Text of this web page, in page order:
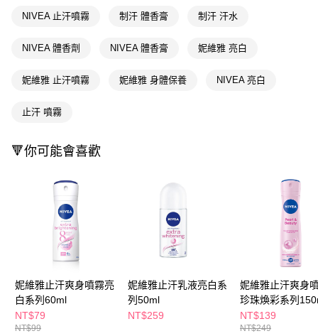
【「AFTEE先享後付」結帳流程】
結帳頁面，進行簡訊認證並確認金額後，即可完成結帳。
３．收到繳費通知簡訊後14天內，點擊此簡訊中的連結，可透過四大超商／
ATM／網路銀行／等多元方式進行付款，方視為交易完成。
購買商品的店家。未經商家同意取消之訂單仍視為有效，需透過AFTEE先享
是否繳費成功／繳費後需取消欲退款等相關疑問，請聯繫「AFTEE先享後付
【注意事項】
１．透過由恩沛科技股份有限公司提供之「AFTEE先享後付」服務完成之交
易，需依本服務之必要範圍內提供個人資料，並將交易相關給付款項請求債
權轉讓予恩沛科技股份有限公司。
２．關於個人資料處理事宜，請瀏覽以下網址：
https://aftee.tw/terms/#terms3
３．未成年的使用者請事先徵得法定代理人或監護人之同意方可使用
「AFTEE先享後付」，若未經同意申辦者引起之損失，本公司不負相關責
任。
４．使用「AFTEE先享後付」時，將依據個別帳號之用戶狀況，依本公司即
時審查核予不同之上限額度；若仍有額度不足之情形，本公司將視審查結果
請求用戶進行身份認證。
每筆NT$65，滿NT$390(含以上)免運費
付款後全家取貨
每筆NT$65，滿NT$490(含以上)免運費
每筆NT$65，滿NT$490(含以上)免運費
7-11取貨付款
每筆NT$65，滿NT$490(含以上)免運費
付款後7-11取貨
每筆NT$65，滿NT$490(含以上)免運費
每筆NT$100，滿NT$790(含以上)免運費
付款後寶雅門市自取(由倉庫統一出貨)
NIVEA 止汗噴霧 制汗 體香膏 制汗 汗水
NIVEA 體香劑 NIVEA 體香膏 妮維雅 亮白
妮維雅 止汗噴霧 妮維雅 身體保養 NIVEA 亮白
止汗 噴霧
🔻你可能會喜歡
妮維雅止汗爽身噴霧亮
白系列60ml
NT$79
NT$99
妮維雅止汗乳液亮白系
列50ml
NT$259
妮維雅止汗爽身
珍珠煥彩系列
NT$139
NT$249